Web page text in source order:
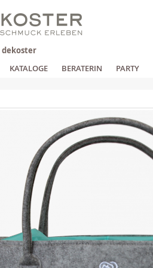
dekoster
KATALOGE BERATERIN PARTY